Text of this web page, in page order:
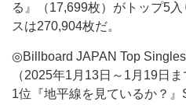
る』（17,699枚）がトップ5
スは270,904枚だ。
◎Billboard JAPAN Top
（2025年1月13日～1月19日ま
1位『地平線を見ているか？』